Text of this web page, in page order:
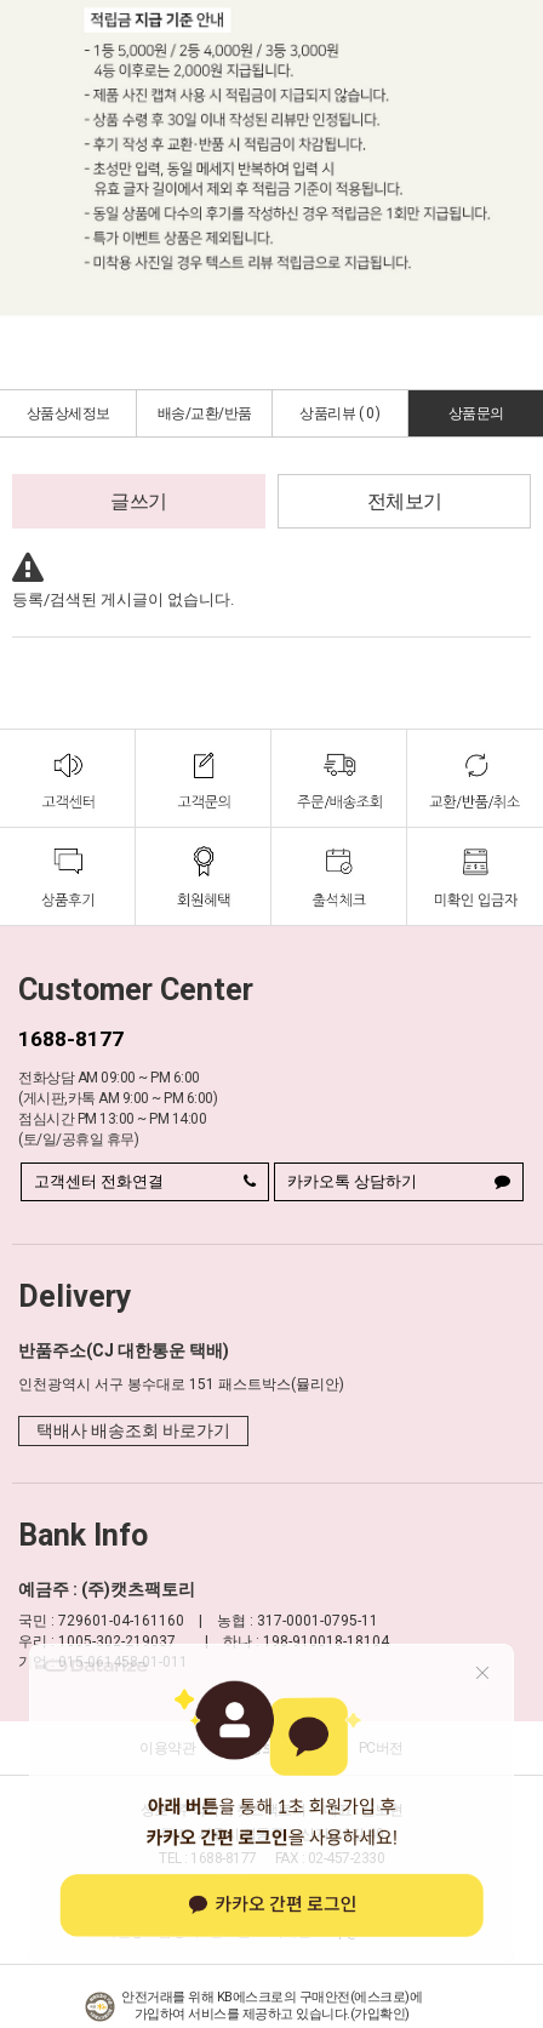
상품상세정보 배송/교환/반품 상품리뷰 ( 0) 상품문의
글쓰기 전체보기
등록/검색된 게시글이 없습니다.
Customer Center
1688-8177
전화상담 AM 09:00 ~ PM 6:00
(게시판,카톡 AM 9:00 ~ PM 6:00)
점심시간 PM 13:00 ~ PM 14:00
(토/일/공휴일 휴무)
고객센터 전화연결 카카오톡 상담하기
Delivery
반품주소(CJ 대한통운 택배)
인천광역시 서구 봉수대로 151 패스트박스(뮬리안)
택배사 배송조회 바로가기
Bank Info
예금주 : (주)캣츠팩토리
국민 : 729601-04-161160 | 농협 : 317-0001-0795-11
우리 : 1005-302-219037 | 하나 : 198-910018-18104
기업 : 015-061458-01-011
이용약관 개인정보 처리방침 PC버전
상호 : 주식회사 캣츠팩토리
대표 : 신보현
주소 : 서울시 성동구 고산자로6길 40
TEL : 1688-8177
FAX : 02-457-2330
통신판매업신고 : 제2013-서울성동-0032호
안전거래를 위해 KB에스크로의 구매안전(에스크로)에
가입하여 서비스를 제공하고 있습니다.(가입확인)